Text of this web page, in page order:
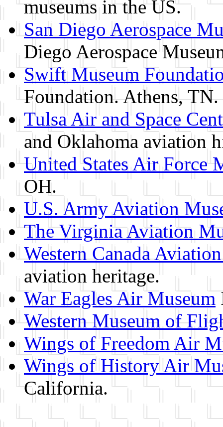
museums in the US.
San Diego Aerospace
Diego Aerospace
Swift Museum
Foundation. Athens, TN.
Tulsa Air and Space
and Oklahoma aviation
United States Air Force
OH.
U.S. Army Aviation
The Virginia Aviation
Western Canada
aviation heritage.
War Eagles Air Museum
Western Museum of
Wings of Freedom Air
Wings of History Air
California.